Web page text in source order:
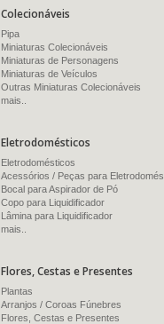
Colecionáveis
Pipa
Miniaturas Colecionáveis
Miniaturas de Personagens
Miniaturas de Veículos
Outras Miniaturas Colecionáveis
mais..
Eletrodomésticos
Eletrodomésticos
Acessórios / Peças para
Bocal para Aspirador de Pó
Copo para Liquidificador
Lâmina para Liquidificador
mais..
Flores, Cestas e Presentes
Plantas
Arranjos / Coroas Fúnebres
Flores, Cestas e Presentes